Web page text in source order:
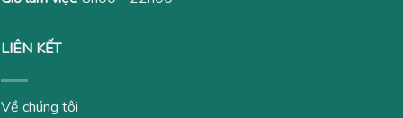
LIÊN KẾT
Về chúng tôi